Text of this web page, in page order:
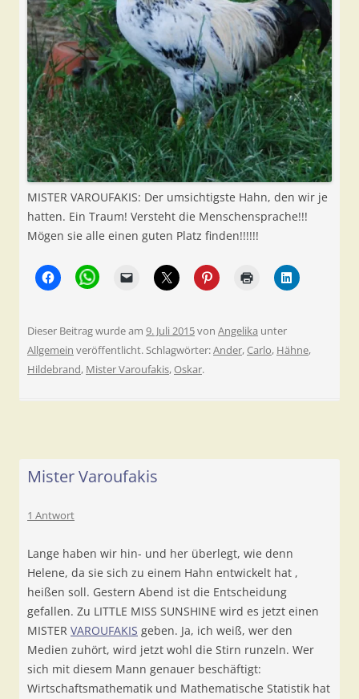
MISTER VAROUFAKIS: Der umsichtigste Hahn, den wir je
hatten. Ein Traum! Versteht die Menschensprache!!!
Mögen sie alle einen guten Platz finden!!!!!!
Dieser Beitrag wurde am 9. Juli 2015von Angelika unter
Allgemein veröffentlicht. Schlagwörter:Ander,Carlo, Hähne,
Hildebrand, Mister Varoufakis,Oskar.
Mister Varoufakis
1 Antwort
Lange haben wir hin- und her überlegt, wie denn
Helene, da sie sich zu einem Hahn entwickelt hat ,
heißen soll. Gestern Abend ist die Entscheidung
gefallen. Zu LITTLE MISS SUNSHINE wird es jetzt einen
MISTER VAROUFAKIS geben. Ja, ich weiß, wer den
Medien zuhört, wird jetzt wohl die Stirn runzeln. Wer
sich mit diesem Mann genauer beschäftigt:
Wirtschaftsmathematik und Mathematische Statistik hat